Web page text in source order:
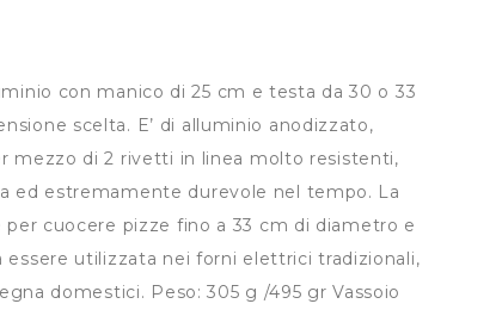
con manico di 25 cm e testa da 30 o 33
scelta. E’ di alluminio anodizzato,
mezzo di 2 rivetti in linea molto resistenti,
ed estremamente durevole nel tempo. La
per cuocere pizze fino a 33 cm di diametro e
essere utilizzata nei forni elettrici tradizionali,
domestici. Peso: 305 g /495 gr Vassoio